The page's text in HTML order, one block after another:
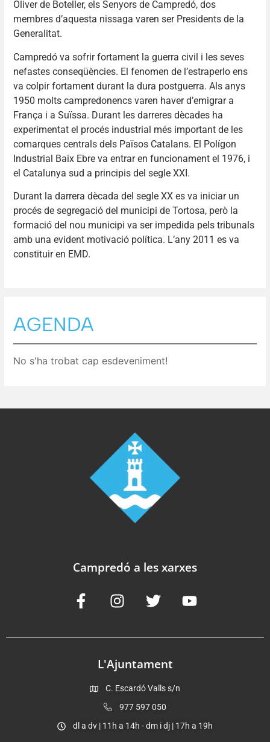
Oliver de Boteller, els Senyors de Campredó, dos
membres d’aquesta nissaga varen ser Presidents de la
Generalitat.
Campredó va sofrir fortament la guerra civil i les seves
nefastes conseqüències. El fenomen de l’estraperlo ens
va colpir fortament durant la dura postguerra. Als anys
1950 molts campredonencs varen haver d’emigrar a
França i a Suïssa. Durant les darreres dècades ha
experimentat el procés industrial més important de les
comarques centrals dels Països Catalans. El Polígon
Industrial Baix Ebre va entrar en funcionament el 1976, i
el Catalunya sud a principis del segle XXI.
Durant la darrera dècada del segle XX es va iniciar un
procés de segregació del municipi de Tortosa, però la
formació del nou municipi va ser impedida pels tribunals
amb una evident motivació política. L’any 2011 es va
constituir en EMD.
AGENDA
No s'ha trobat cap esdeveniment!
Campredó a les xarxes
L'Ajuntament
C. Escardó Valls s/n
977 597 050
dl a dv | 11h a 14h - dm i dj | 17h a 19h